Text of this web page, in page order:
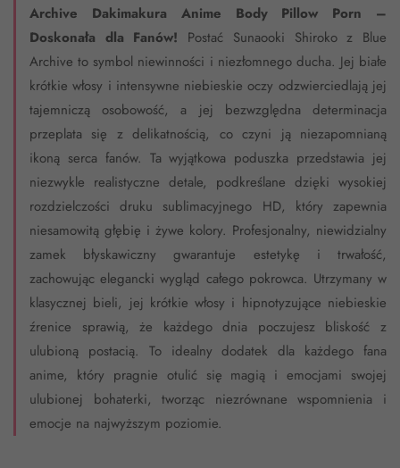
Archive Dakimakura Anime Body Pillow Porn –
Doskonała dla Fanów! Postać Sunaooki Shiroko z Blue
Archive to symbol niewinności i niezłomnego ducha. Jej białe
krótkie włosy i intensywne niebieskie oczy odzwierciedlają jej
tajemniczą osobowość, a jej bezwzględna determinacja
przeplata się z delikatnością, co czyni ją niezapomnianą
ikoną serca fanów. Ta wyjątkowa poduszka przedstawia jej
niezwykle realistyczne detale, podkreślane dzięki wysokiej
rozdzielczości druku sublimacyjnego HD, który zapewnia
niesamowitą głębię i żywe kolory. Profesjonalny, niewidzialny
zamek błyskawiczny gwarantuje estetykę i trwałość,
zachowując elegancki wygląd całego pokrowca. Utrzymany w
klasycznej bieli, jej krótkie włosy i hipnotyzujące niebieskie
źrenice sprawią, że każdego dnia poczujesz bliskość z
ulubioną postacią. To idealny dodatek dla każdego fana
anime, który pragnie otulić się magią i emocjami swojej
ulubionej bohaterki, tworząc niezrównane wspomnienia i
emocje na najwyższym poziomie.